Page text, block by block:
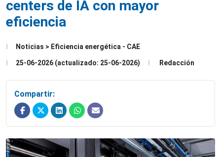
Menu
centers de IA con mayor
eficiencia
Noticias > Eficiencia energética - CAE
25-06-2026 (actualizado: 25-06-2026) Redacción
Compartir: